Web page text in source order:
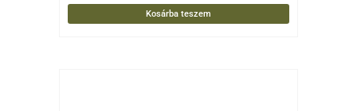
Kosárba teszem